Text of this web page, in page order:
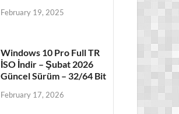
February 19, 2025
Windows 10 Pro Full TR
İSO İndir – Şubat 2026
Güncel Sürüm – 32/64 Bit
February 17, 2026